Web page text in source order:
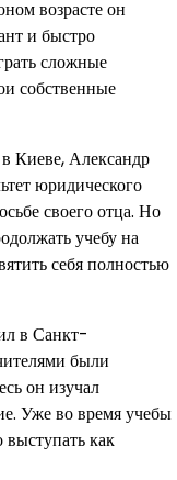
возрасте он
и быстро
сложные
собственные
Киеве, Александр
юридического
своего отца. Но
учебу на
себя полностью
в Санкт-
были
он изучал
Уже во время учебы
как